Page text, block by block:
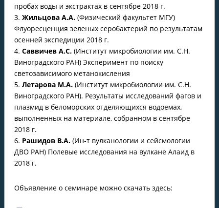
пробах воды и экстрактах в сентябре 2018 г.
3. Жильцова А.А.(Физический факультет МГУ)
Флуоресценция зеленых серобактерий по результатам
осенней экспедиции 2018 г.
4. Саввичев А.С.(Институт микробиологии им. С.Н.
Виноградского РАН) Эксперимент по поиску
светозависимого метанокисления
5. Летарова М.А.(Институт микробиологии им. С.Н.
Виноградского РАН). Результаты исследований фагов и
плазмид в беломорских отделяющихся водоемах,
выполненных на материале, собранном в сентябре
2018 г.
6. Рашидов В.А.(Ин-т вулканологии и сейсмологии
ДВО РАН) Полевые исследования на вулкане Алаид в
2018 г.
Объявление о семинаре можно скачать здесь: